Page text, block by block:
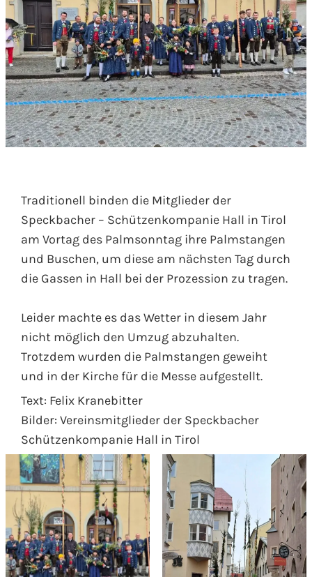
Traditionell binden die Mitglieder der
Speckbacher – Schützenkompanie Hall in Tirol
am Vortag des Palmsonntag ihre Palmstangen
und Buschen, um diese am nächsten Tag durch
die Gassen in Hall bei der Prozession zu tragen.
Leider machte es das Wetter in diesem Jahr
nicht möglich den Umzug abzuhalten.
Trotzdem wurden die Palmstangen geweiht
und in der Kirche für die Messe aufgestellt.
Text: Felix Kranebitter
Bilder: Vereinsmitglieder der Speckbacher
Schützenkompanie Hall in Tirol